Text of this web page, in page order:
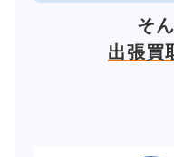
そ
出張買